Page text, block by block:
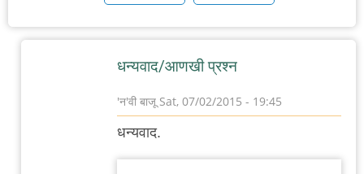
धन्यवाद/आणखी प्रश्न
'न'वी बाजूSat, 07/02/2015 - 19:45
In
धन्यवाद.